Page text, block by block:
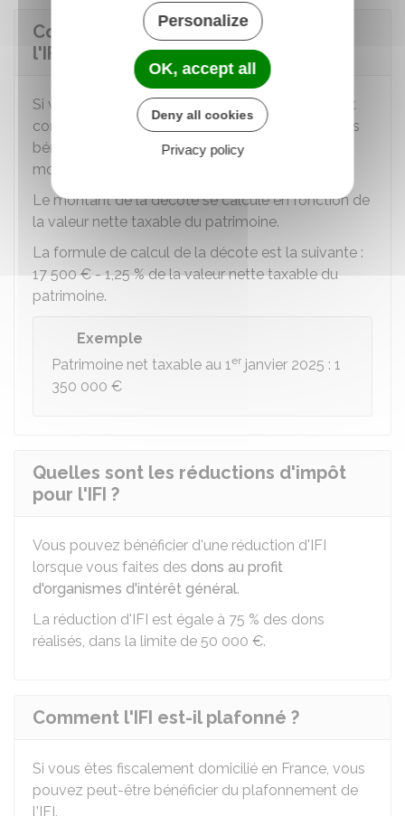
Comment s'applique la décote pour
l'IFI ?
Si vous déclarez un patrimoine dont la valeur est
comprise entre 1 300 000 € 1 400 000 €
, vous
bénéficiez d'une décote qui est déduite du
montant de votre IFI.
Le montant de la décote se calcule en fonction de
la valeur nette taxable du patrimoine.
La formule de calcul de la décote est la suivante :
17 500 €-1,25 %de la valeur nette taxable du
patrimoine.
Exemple
Patrimoine net taxable au 1er janvier 2025 : 1
350 000 €
Quelles sont les réductions d'impôt
pour l'IFI ?
Vous pouvez bénéficier d'une réduction d'IFI
lorsque vous faites des dons au profit
d'organismes d'intérêt général.
La réduction d'IFI est égale à 75 % des dons
réalisés, dans la limite de 50 000 €.
Comment l'IFI est-il plafonné ?
Si vous êtes fiscalement domicilié en France, vous
pouvez peut-être bénéficier du plafonnement de
l'IFI.
Personalize
OK, accept all
Deny all cookies
Privacy policy